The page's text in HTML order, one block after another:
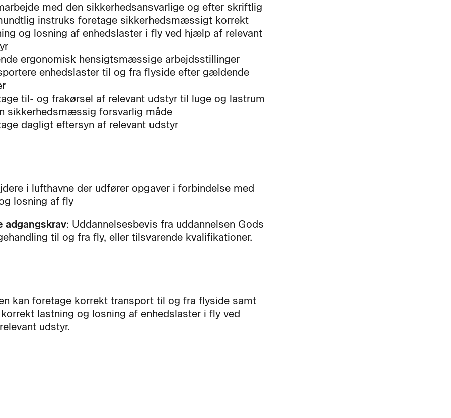
med den sikkerhedsansvarlige og efter skriftlig
instruks foretage sikkerhedsmæssigt korrekt
og losning af enhedslaster i fly ved hjælp af relevant
ergonomisk hensigtsmæssige arbejdsstillinger
enhedslaster til og fra flyside efter gældende
til- og frakørsel af relevant udstyr til luge og lastrum
sikkerhedsmæssig forsvarlig måde
dagligt eftersyn af relevant udstyr
i lufthavne der udfører opgaver i forbindelse med
losning af fly
adgangskrav: Uddannelsesbevis fra uddannelsen Gods
til og fra fly, eller tilsvarende kvalifikationer.
kan foretage korrekt transport til og fra flyside samt
lastning og losning af enhedslaster i fly ved
udstyr.